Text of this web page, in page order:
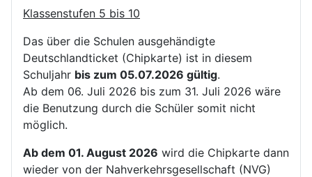
Klassenstufen 5 bis 10
Das über die Schulen ausgehändigte
Deutschlandticket (Chipkarte) ist in diesem
Schuljahr bis zum 05.07.2026 gültig.
Ab dem 06. Juli 2026 bis zum 31. Juli 2026 wäre
die Benutzung durch die Schüler somit nicht
möglich.
Ab dem 01. August 2026 wird die Chipkarte dann
wieder von der Nahverkehrsgesellschaft (NVG)